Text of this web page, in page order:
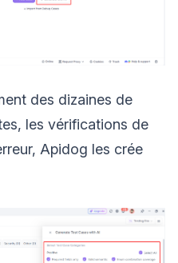
des dizaines de
les vérifications de
Apidog les crée